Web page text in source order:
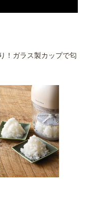
！ガラス製カップで匂